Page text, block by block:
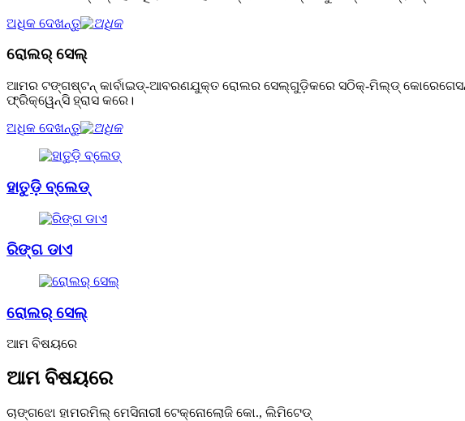
ଅଧିକ ଦେଖନ୍ତୁ
ରୋଲର୍ ସେଲ୍
ଆମର ଟଙ୍ଗଷ୍ଟନ୍ କାର୍ବାଇଡ୍-ଆବରଣଯୁକ୍ତ ରୋଲର ସେଲ୍‌ଗୁଡ଼ିକରେ ସଠିକ୍-ମିଲ୍ଡ୍ କୋରେଗେସନ୍
ଫ୍ରିକ୍ୱେନ୍ସି ହ୍ରାସ କରେ।
ଅଧିକ ଦେଖନ୍ତୁ
ହାତୁଡ଼ି ବ୍ଲେଡ୍
ରିଙ୍ଗ ଡାଏ
ରୋଲର୍ ସେଲ୍
ଆମ ବିଷୟରେ
ଆମ ବିଷୟରେ
ଚାଙ୍ଗଝୋ ହାମରମିଲ୍ ମେସିନାରୀ ଟେକ୍ନୋଲୋଜି କୋ., ଲିମିଟେଡ୍